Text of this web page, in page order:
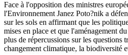
Face à l'opposition des ministres
l'Environnement Janez Poto?nik a
sur les sols en affirmant que les
mises en place et que l'aménagement
plus de répercussions sur les questions
changement climatique, la biodiversité